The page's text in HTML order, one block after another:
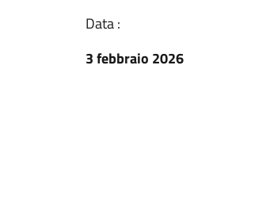
Data :
3 febbraio 2026